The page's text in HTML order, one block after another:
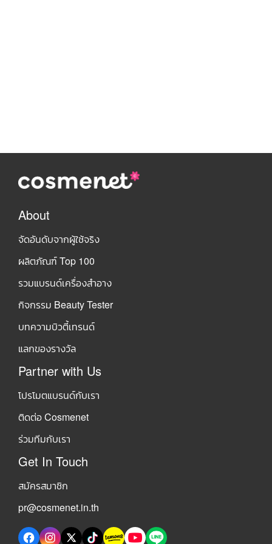
About
จัดอันดับจากผู้ใช้จริง
ผลิตภัณฑ์ Top 100
รวมแบรนด์เครื่องสำอาง
กิจกรรม Beauty Tester
บทความบิวตี้เทรนด์
แลกของรางวัล
Partner with Us
โปรโมตแบรนด์กับเรา
ติดต่อ Cosmenet
ร่วมทีมกับเรา
Get In Touch
สมัครสมาชิก
pr@cosmenet.in.th